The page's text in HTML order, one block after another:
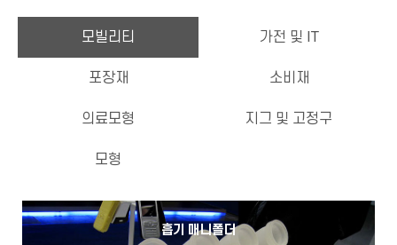
모빌리티 가전 및 IT
포장재 소비재
의료모형 지그 및 고정구
모형
흡기 매니폴더